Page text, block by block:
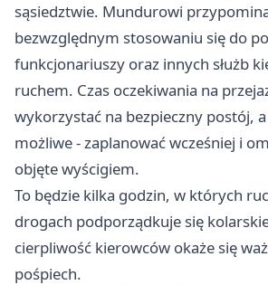
sąsiedztwie. Mundurowi
bezwzględnym stosowaniu się do
funkcjonariuszy oraz innych służb
ruchem. Czas oczekiwania na
wykorzystać na bezpieczny postój,
możliwe - zaplanować wcześniej i
objęte wyścigiem.
To będzie kilka godzin, w których
drogach podporządkuje się
cierpliwość kierowców okaże się
pośpiech.